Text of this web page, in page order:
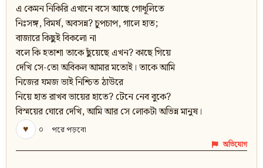
এ কেমন নিকিরি এখানে বসে আছে গোধূলিতে
নিঃসঙ্গ, বিমর্ষ, অবসন্ন? চুপচাপ, গালে হাত;
বাজারে কিছুই বিকলো না
বলে কি হতাশা তাকে ছুঁয়েছে এখন? কাছে গিয়ে
দেখি সে-তো অবিকল আমার মতোই। তাকে আমি
নিজের যমজ ভাই নিশ্চিত ঠাউরে
নিয়ে হাত রাখব ভায়ের হাতে? টেনে নেব বুকে?
বিস্ময়ের ঘোরে দেখি, আমি আর সে লোকটা অভিন্ন মানুষ।
♥
০ পরে পড়বো
অভিযোগ